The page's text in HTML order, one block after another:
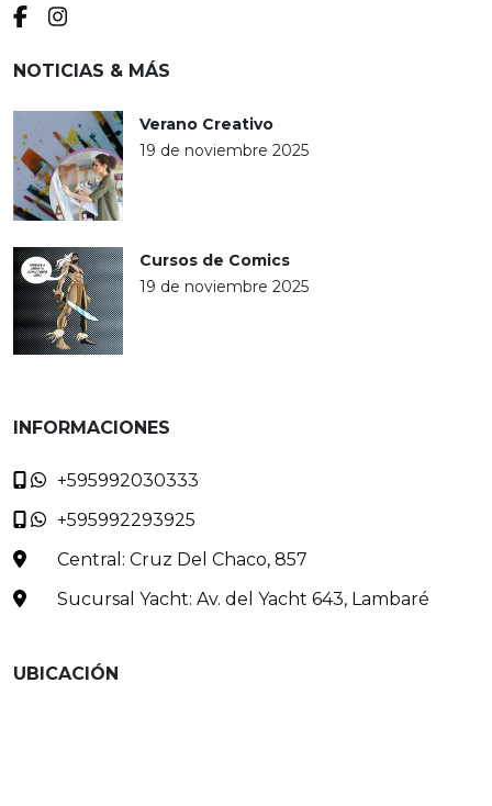
NOTICIAS & MÁS
Verano Creativo
19 de noviembre 2025
Cursos de Comics
19 de noviembre 2025
INFORMACIONES
+595992030333
+595992293925
Central: Cruz Del Chaco, 857
Sucursal Yacht: Av. del Yacht 643, Lambaré
UBICACIÓN